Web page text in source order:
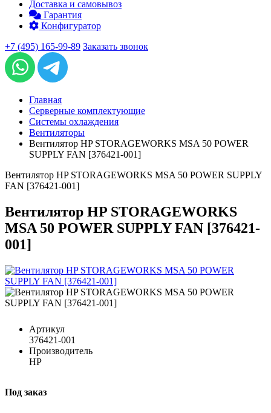
Доставка и самовывоз
Гарантия
Конфигуратор
+7 (495) 165-99-89 Заказать звонок
Главная
Серверные комплектующие
Системы охлаждения
Вентиляторы
Вентилятор HP STORAGEWORKS MSA 50 POWER
SUPPLY FAN [376421-001]
Вентилятор HP STORAGEWORKS MSA 50 POWER SUPPLY
FAN [376421-001]
Вентилятор HP STORAGEWORKS
MSA 50 POWER SUPPLY FAN [376421-
001]
Артикул
376421-001
Производитель
HP
Под заказ